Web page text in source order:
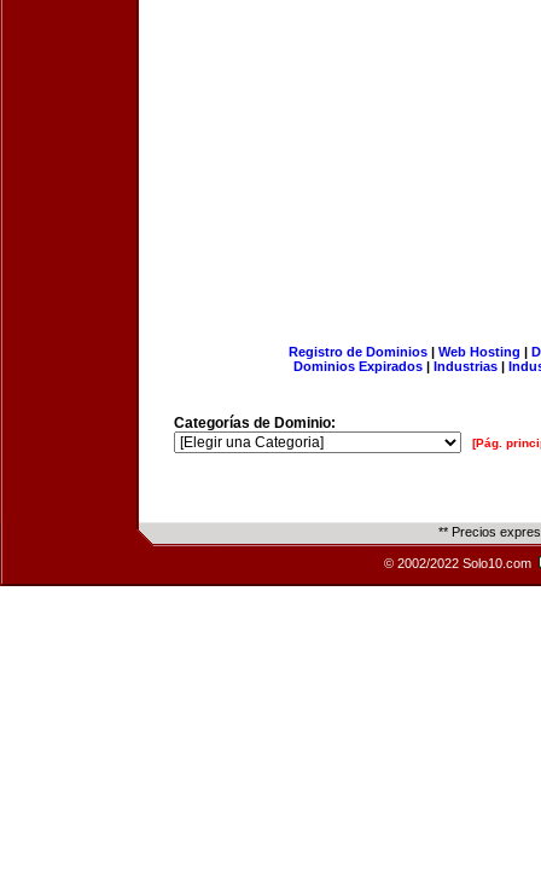
Registro de Dominios| Web Hosting |
Dominios Expirados | Industrias |
Categorías de Dominio:
[Pág.
** Precios
© 2002/2022 Solo10.com